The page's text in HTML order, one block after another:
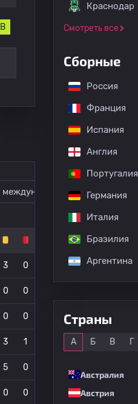
В
международных матчей
3 0
0 0
0 0
3 1
5 0
0 0
Краснодар
Смотреть все
Сборные
Россия
Франция
Испания
Англия
Португалия
Германия
Италия
Бразилия
Аргентина
Страны
А Б В Г
Австралия
Австрия